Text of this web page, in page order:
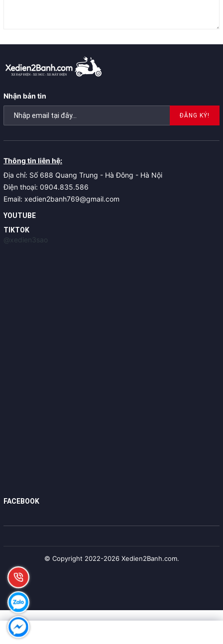
Nhận bản tin
ĐĂNG KÝ!
Thông tin liên hệ:
Địa chỉ: Số 688 Quang Trung - Hà Đông - Hà Nội
Điện thoại: 0904.835.586
Email: xedien2banh769@gmail.com
YOUTUBE
TIKTOK
@xedien3sao
FACEBOOK
© Copyright 2022-2026 Xedien2Banh.com.